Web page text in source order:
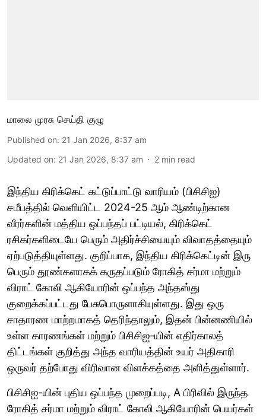
மாலை முரசு செய்தி குழு
Published on: 21 Jan 2026, 8:37 am
Updated on: 21 Jan 2026, 8:37 am 2 min read
இந்திய கிரிக்கெட் கட்டுப்பாட்டு வாரியம் (பிசிசிஐ)
சமீபத்தில் வெளியிட்ட 2024-25 ஆம் ஆண்டிற்கான
வீரர்களின் மத்திய ஒப்பந்தப் பட்டியல், கிரிக்கெட்
ரசிகர்களிடையே பெரும் அதிர்ச்சியையும் விவாதத்தையும்
ஏற்படுத்தியுள்ளது. குறிப்பாக, இந்திய கிரிக்கெட்டின் இரு
பெரும் தூண்களாகக் கருதப்படும் ரோகித் சர்மா மற்றும்
விராட் கோலி ஆகியோரின் ஒப்பந்த அந்தஸ்து
குறைக்கப்பட்டது பேசுபொருளாகியுள்ளது. இது ஒரு
சாதாரண மாற்றமாகத் தெரிந்தாலும், இதன் பின்னணியில்
உள்ள காரணங்கள் மற்றும் பிசிசிஐ-யின் எதிர்காலத்
திட்டங்கள் குறித்து அந்த வாரியத்தின் உயர் அதிகாரி
ஒருவர் தற்போது விரிவான விளக்கத்தை அளித்துள்ளார்.
பிசிசிஐ-யின் புதிய ஒப்பந்த முறைப்படி, A பிரிவில் இருந்த
ரோகித் சர்மா மற்றும் விராட் கோலி ஆகியோரின் பெயர்கள்